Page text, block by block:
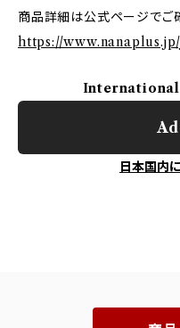
商品詳細は公式ページでご
https://
日本国内